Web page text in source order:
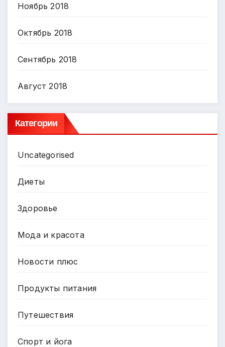
Ноябрь 2018
Октябрь 2018
Сентябрь 2018
Август 2018
Категории
Uncategorised
Диеты
Здоровье
Мода и красота
Новости плюс
Продукты питания
Путешествия
Спорт и йога